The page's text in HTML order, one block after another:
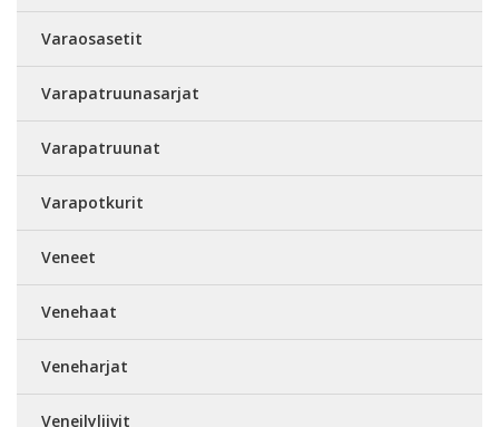
Varaosasetit
Varapatruunasarjat
Varapatruunat
Varapotkurit
Veneet
Venehaat
Veneharjat
Veneilyliivit